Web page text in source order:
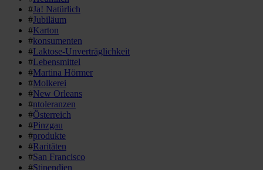
#Ja! Natürlich
#Jubiläum
#Karton
#konsumenten
#Laktose-Unverträglichkeit
#Lebensmittel
#Martina Hörmer
#Molkerei
#New Orleans
#ntoleranzen
#Österreich
#Pinzgau
#produkte
#Raritäten
#San Francisco
#Stipendien